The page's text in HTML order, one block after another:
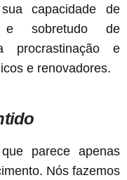
capacidade de
e sobretudo de
procrastinação e
e renovadores.
parece apenas
Nós fazemos